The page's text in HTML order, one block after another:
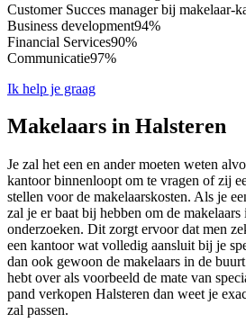
Customer Succes manager bij makelaar-
Business development94%
Financial Services90%
Communicatie97%
Ik help je graag
Makelaars in Halsteren
Je zal het een en ander moeten weten
kantoor binnenloopt om te vragen of zij
stellen voor de makelaarskosten. Als je
zal je er baat bij hebben om de makelaars
onderzoeken. Dit zorgt ervoor dat men
een kantoor wat volledig aansluit bij je
dan ook gewoon de makelaars in de
hebt over als voorbeeld de mate van
pand verkopen Halsteren dan weet je
zal passen.